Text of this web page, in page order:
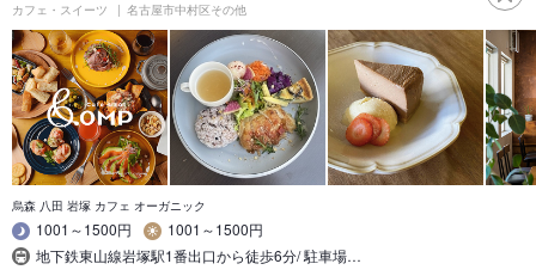
カフェ・スイーツ 名古屋市中村区その他
烏森 八田 岩塚 カフェ オーガニック
1001～1500円
1001～1500円
地下鉄東山線岩塚駅1番出口から徒歩6分/ 駐車場…